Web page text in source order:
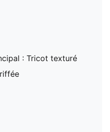
: Tricot texturé